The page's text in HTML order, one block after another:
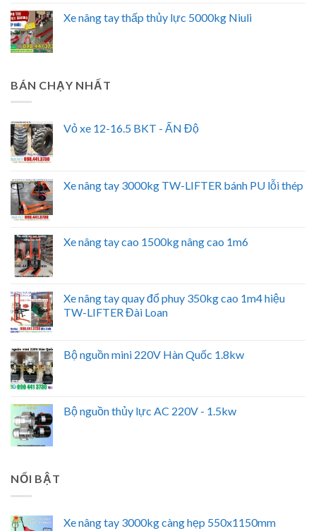
Xe nâng tay thấp thủy lực 5000kg Niuli
BÁN CHẠY NHẤT
Vỏ xe 12-16.5 BKT - ẤN Độ
Xe nâng tay 3000kg TW-LIFTER bánh PU lỗi thép
Xe nâng tay cao 1500kg nâng cao 1m6
Xe nâng tay quay đổ phuy 350kg cao 1m4 hiệu
TW-LIFTER Đài Loan
Bộ nguồn mini 220V Hàn Quốc 1.8kw
Bộ nguồn thủy lực AC 220V - 1.5kw
NỔI BẬT
Xe nâng tay 3000kg càng hẹp 550x1150mm